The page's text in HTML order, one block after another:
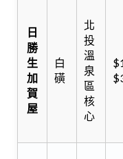
日
勝
生
加
賀
屋
白
磺
北
投
溫
泉
區
核
心